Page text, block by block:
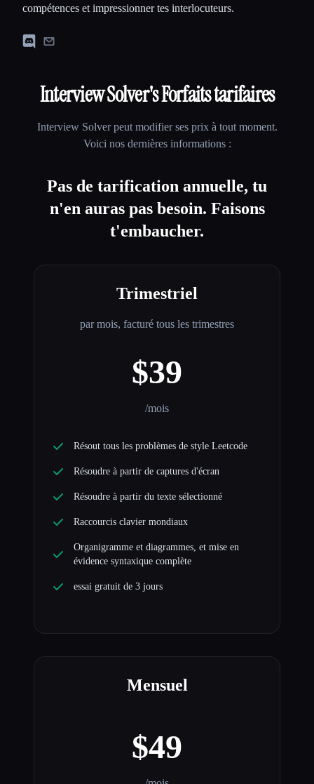
compétences et impressionner tes interlocuteurs.
Interview Solver's Forfaits tarifaires
Interview Solverpeut modifier ses prix à tout moment.
Voici nos dernières informations :
Pas de tarification annuelle, tu
n'en auras pas besoin. Faisons
t'embaucher.
Trimestriel
par mois, facturé tous les trimestres
$39
/mois
Résout tous les problèmes de style Leetcode
Résoudre à partir de captures d'écran
Résoudre à partir du texte sélectionné
Raccourcis clavier mondiaux
Organigramme et diagrammes, et mise en
évidence syntaxique complète
essai gratuit de 3 jours
Mensuel
$49